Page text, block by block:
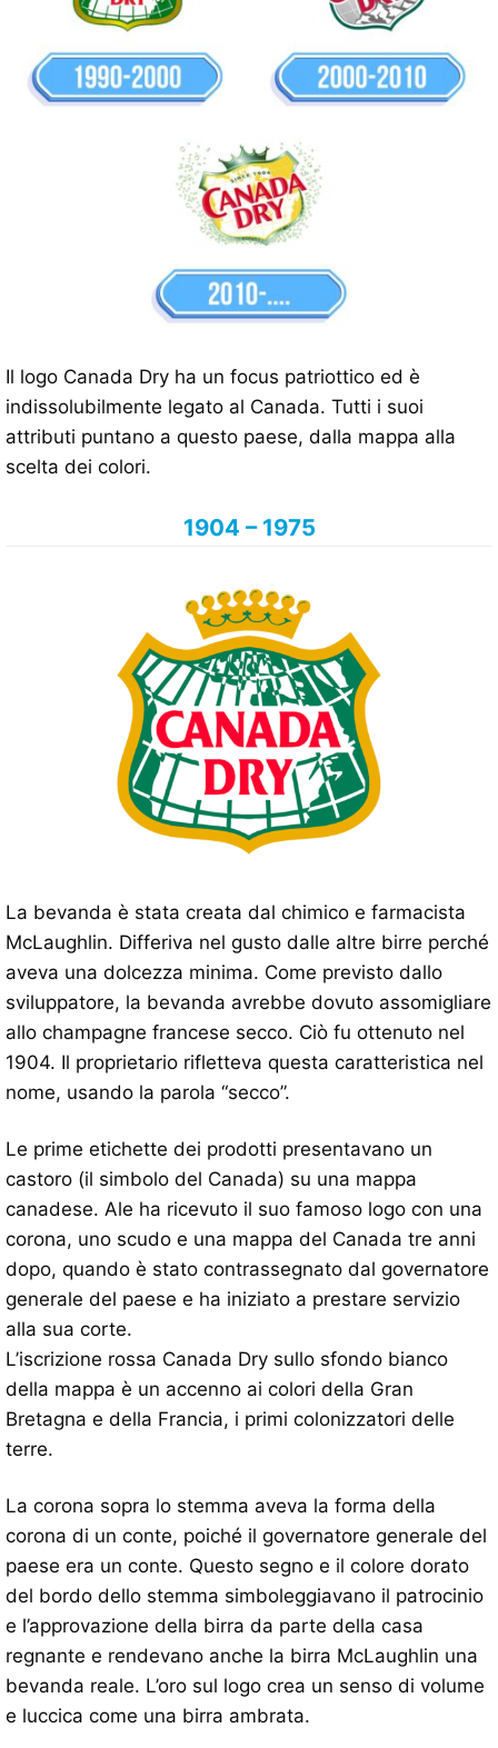
Il logo Canada Dry ha un focus patriottico ed è
indissolubilmente legato al Canada. Tutti i suoi
attributi puntano a questo paese, dalla mappa alla
scelta dei colori.
1904 – 1975
La bevanda è stata creata dal chimico e farmacista
McLaughlin. Differiva nel gusto dalle altre birre perché
aveva una dolcezza minima. Come previsto dallo
sviluppatore, la bevanda avrebbe dovuto assomigliare
allo champagne francese secco. Ciò fu ottenuto nel
1904. Il proprietario rifletteva questa caratteristica nel
nome, usando la parola “secco”.
Le prime etichette dei prodotti presentavano un
castoro (il simbolo del Canada) su una mappa
canadese. Ale ha ricevuto il suo famoso logo con una
corona, uno scudo e una mappa del Canada tre anni
dopo, quando è stato contrassegnato dal governatore
generale del paese e ha iniziato a prestare servizio
alla sua corte.
L’iscrizione rossa Canada Dry sullo sfondo bianco
della mappa è un accenno ai colori della Gran
Bretagna e della Francia, i primi colonizzatori delle
terre.
La corona sopra lo stemma aveva la forma della
corona di un conte, poiché il governatore generale del
paese era un conte. Questo segno e il colore dorato
del bordo dello stemma simboleggiavano il patrocinio
e l’approvazione della birra da parte della casa
regnante e rendevano anche la birra McLaughlin una
bevanda reale. L’oro sul logo crea un senso di volume
e luccica come una birra ambrata.